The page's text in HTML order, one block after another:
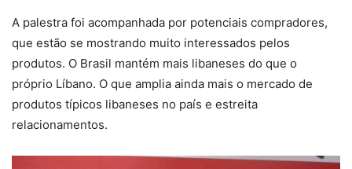
A palestra foi acompanhada por potenciais compradores,
que estão se mostrando muito interessados pelos
produtos. O Brasil mantém mais libaneses do que o
próprio Líbano. O que amplia ainda mais o mercado de
produtos típicos libaneses no país e estreita
relacionamentos.